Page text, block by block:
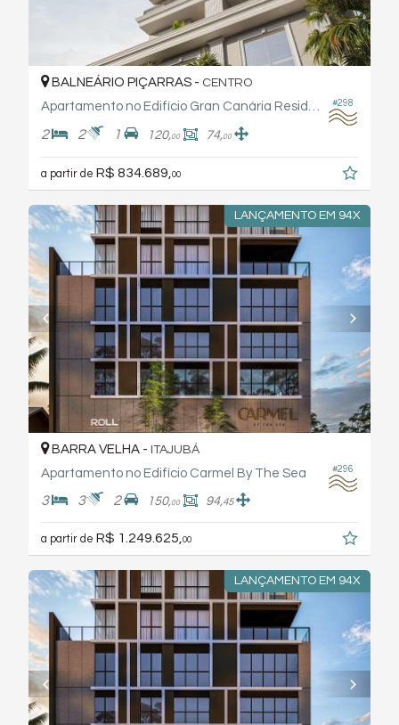
#298
BALNEÁRIO PIÇARRAS - CENTRO
Apartamento no Edifício Gran Canária Residence Jbl
2 2 1 120,00 74,00
a partir de R$ 834.689, 00
LANÇAMENTO EM 94X
#296
BARRA VELHA - ITAJUBÁ
Apartamento no Edifício Carmel By The Sea
3 3 2 150,00 94,45
a partir de R$ 1.249.625,00
LANÇAMENTO EM 94X